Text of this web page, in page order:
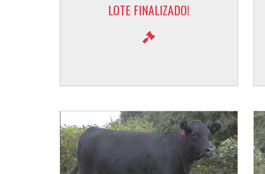
LOTE FINALIZADO!